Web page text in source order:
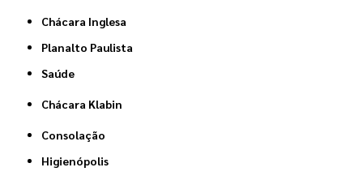
Chácara Inglesa
Planalto Paulista
Saúde
Chácara Klabin
Consolação
Higienópolis